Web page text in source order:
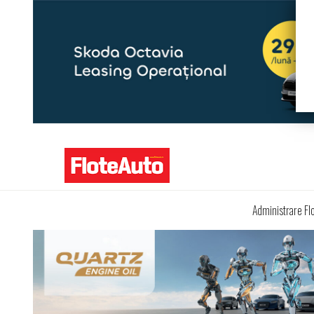
Administrare